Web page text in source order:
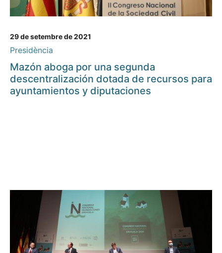
29 de setembre de 2021
Presidència
Mazón aboga por una segunda
descentralización dotada de recursos para
ayuntamientos y diputaciones